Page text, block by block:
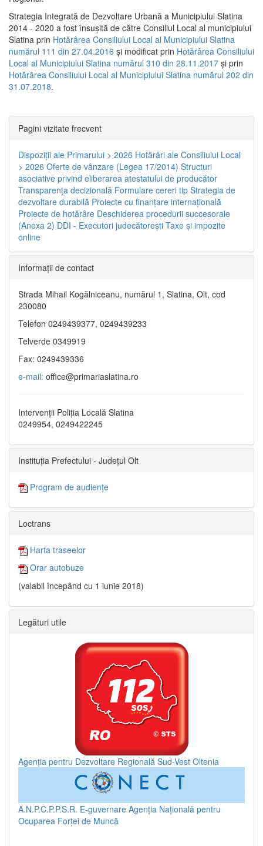
Strategia Integrată de Dezvoltare Urbană a Municipiului Slatina
2014 - 2020 a fost însuşită de către Consiliul Local al municipiului
Slatina prin Hotărârea Consiliului Local al Municipiului Slatina
numărul 111 din 27.04.2016 și modificat prin Hotărârea Consiliului
Local al Municipiului Slatina numărul 310 din 28.11.2017 și prin
Hotărârea Consiliului Local al Municipiului Slatina numărul 202 din
31.07.2018.
Pagini vizitate frecvent
Dispoziţii ale Primarului > 2026 Hotărâri ale Consiliului Local
> 2026 Oferte de vânzare (Legea 17/2014) Structuri
asociative privind eliberarea atestatului de producător
Transparenţa decizională Formulare cereri tip Strategia de
dezvoltare durabilă Proiecte cu finanţare internaţională
Proiecte de hotărâre Deschiderea procedurii succesorale
(Anexa 2) DDI - Executori judecătorești Taxe şi impozite
online
Informaţii de contact
Strada Mihail Kogălniceanu, numărul 1, Slatina, Olt, cod
230080
Telefon 0249439377, 0249439233
Telverde 0349919
Fax: 0249439336
e-mail: office@primariaslatina.ro
Intervenții Poliția Locală Slatina
0249954, 0249422245
Instituția Prefectului - Județul Olt
Program de audiențe
Loctrans
Harta traseelor
Orar autobuze
(valabil începând cu 1 iunie 2018)
Legături utile
Agenția pentru Dezvoltare Regională Sud-Vest Oltenia
A.N.P.C.P.P.S.R. E-guvernare Agenția Națională pentru
Ocuparea Forței de Muncă